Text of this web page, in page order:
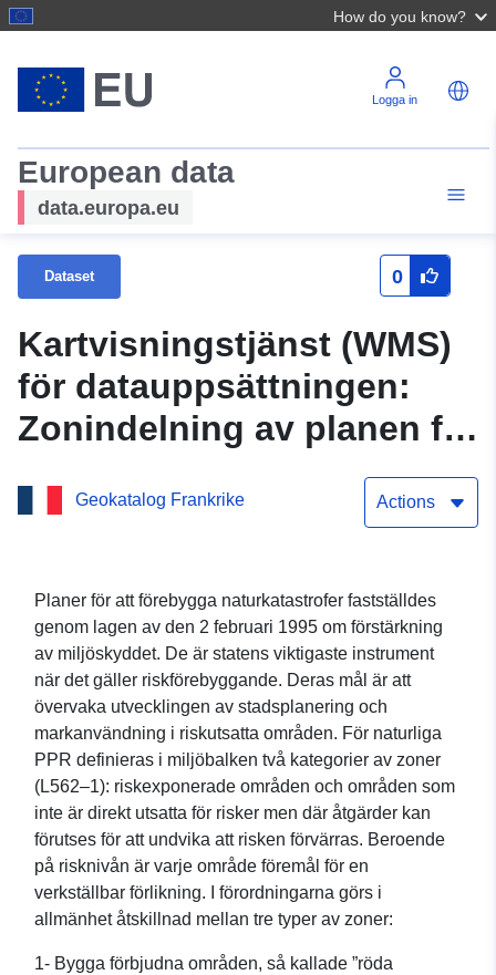
How do you know?
Logga in
European data
data.europa.eu
Dataset 0
Kartvisningstjänst (WMS)
för datauppsättningen:
Zonindelning av planen för
skogsbränder (PPRIF) i
Tuda på övre Korsika
Geokatalog Frankrike Actions
Planer för att förebygga naturkatastrofer fastställdes
genom lagen av den 2 februari 1995 om förstärkning
av miljöskyddet. De är statens viktigaste instrument
när det gäller riskförebyggande. Deras mål är att
övervaka utvecklingen av stadsplanering och
markanvändning i riskutsatta områden. För naturliga
PPR definieras i miljöbalken två kategorier av zoner
(L562–1): riskexponerade områden och områden som
inte är direkt utsatta för risker men där åtgärder kan
förutses för att undvika att risken förvärras. Beroende
på risknivån är varje område föremål för en
verkställbar förlikning. I förordningarna görs i
allmänhet åtskillnad mellan tre typer av zoner:
1- Bygga förbjudna områden, så kallade ”röda